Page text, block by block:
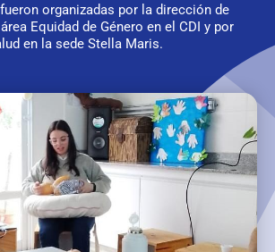
organizadas por la dirección de
Equidad de Género en el CDI y por
en la sede Stella Maris.